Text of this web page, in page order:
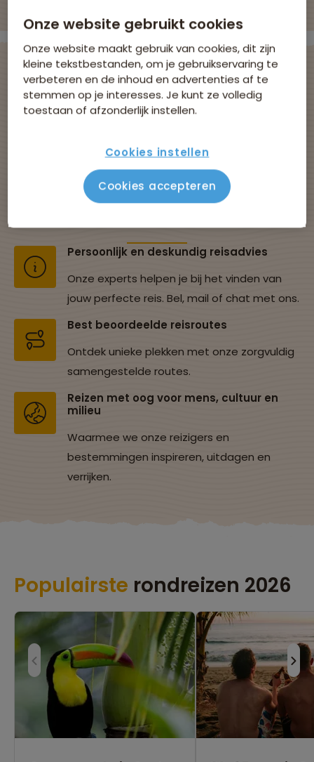
Avontuurlijke
groepsreizen met
Sawadee
Persoonlijk en deskundig reisadvies
Onze experts helpen je bij het vinden van
jouw perfecte reis. Bel, mail of chat met ons.
Best beoordeelde reisroutes
Ontdek unieke plekken met onze zorgvuldig
samengestelde routes.
Reizen met oog voor mens, cultuur en
milieu
Waarmee we onze reizigers en
bestemmingen inspireren, uitdagen en
verrijken.
Populairste rondreizen 2026
Onze website gebruikt cookies
Onze website maakt gebruik van cookies, dit zijn
kleine tekstbestanden, om je gebruikservaring te
verbeteren en de inhoud en advertenties af te
stemmen op je interesses. Je kunt ze volledig
toestaan of afzonderlijk instellen.
Cookies instellen
Cookies accepteren